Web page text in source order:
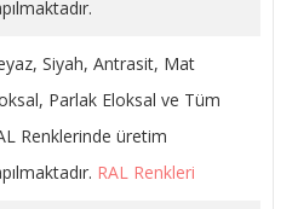
Siyah, Antrasit, Mat
Parlak Eloksal ve Tüm
Renklerinde üretim
RAL Renkleri